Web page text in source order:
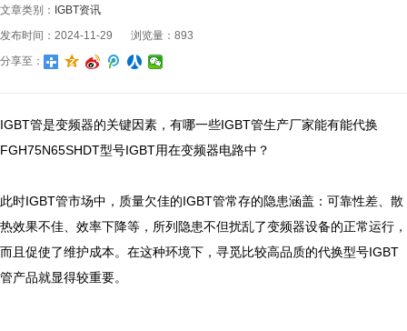
文章类别： IGBT资讯
发布时间：2024-11-29
浏览量：893
分享至：
IGBT管是变频器的关键因素，有哪一些IGBT管生产厂家能有能代换
FGH75N65SHDT型号IGBT用在变频器电路中？
此时IGBT管市场中，质量欠佳的IGBT管常存的隐患涵盖：可靠性差、散
热效果不佳、效率下降等，所列隐患不但扰乱了变频器设备的正常运行，
而且促使了维护成本。在这种环境下，寻觅比较高品质的代换型号IGBT
管产品就显得较重要。